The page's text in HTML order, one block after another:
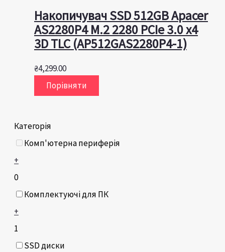
Категорія
Комп'ютерна периферія
+
0
Комплектуючі для ПК
+
1
SSD диски
Накопичувач SSD 512GB Apacer
AS2280P4 M.2 2280 PCIe 3.0 x4
3D TLC (AP512GAS2280P4-1)
₴4,299.00
Порівняти